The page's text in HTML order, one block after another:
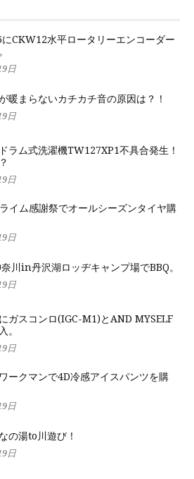
CKW12水平ロータリーエンコーダー
日
暖まらないカチカチ音の原因は？！
日
ラム式洗濯機TW127XP1不具合発生！
日
イム感謝祭でオールシーズンタイヤ購
日
奈川in丹沢湖ロッヂキャンプ場でBBQ。
日
ガスコンロ(IGC-M1)とAND MYSELF
。
日
ークマンで4D冷感アイスパンツを購
日
の湯to川遊び！
日